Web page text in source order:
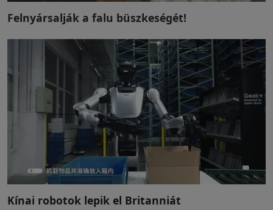
Felnyársalják a falu büszkeségét!
Kínai robotok lepik el Britanniát